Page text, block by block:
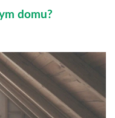
domu?